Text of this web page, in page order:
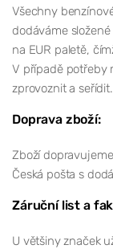
Všechny
dodáváme
na EUR paletě,
V případě potřeby
zprovoznit a seřídit.
Doprava zboží:
Zboží
Česká pošta s
Záruční list a
U většiny značek